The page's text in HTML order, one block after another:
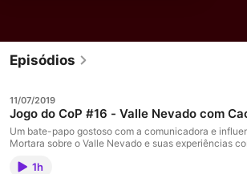
Episódios
11/07/2019
Jogo do CoP #16 - Valle Nevado com
Um bate-papo gostoso com a comunicadora e
Mortara sobre o Valle Nevado e suas experiências
1h